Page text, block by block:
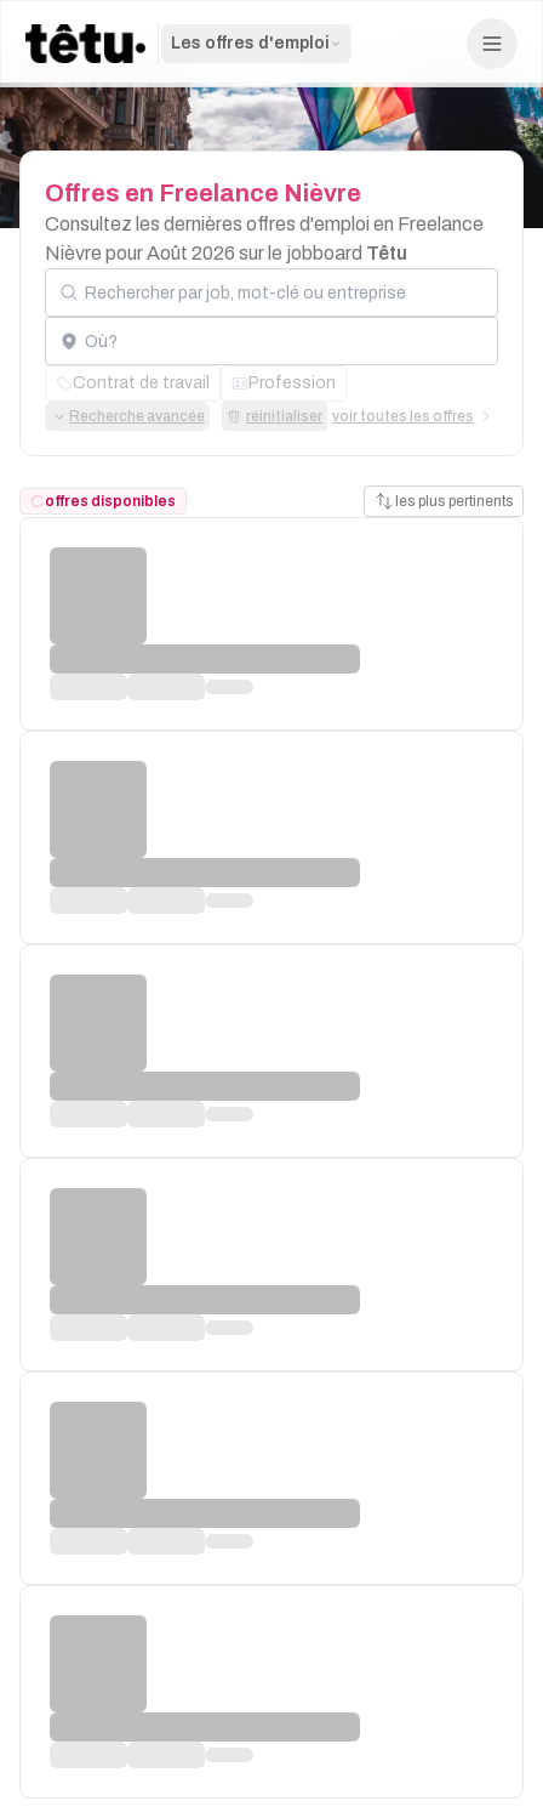
Les offres d'emploi
Offres en Freelance Nièvre
Consultez les dernières offres d'emploi en Freelance
Nièvre pour Août 2026 sur le jobboard Têtu
Rechercher par job, mot-clé ou entreprise
Localisation
Contrat de travail Profession
Recherche avancée réinitialiser voir toutes les offres
offres disponibles les plus pertinents